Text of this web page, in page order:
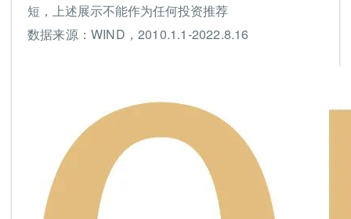
短，上述展示不能作为任何投资推荐
数据来源：WIND，2010.1.1-2022.8.16